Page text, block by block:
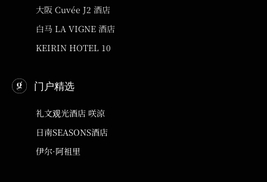
大阪 Cuvée J2 酒店
白马 LA VIGNE 酒店
KEIRIN HOTEL 10
门户精选
礼文观光酒店 咲涼
日南SEASONS酒店
伊尔·阿祖里